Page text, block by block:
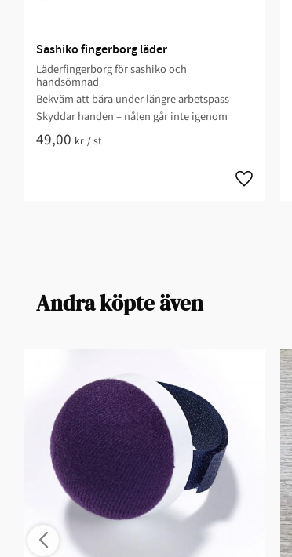
Sashiko fingerborg läder
Läderfingerborg för sashiko och
handsömnad
Bekväm att bära under längre arbetspass
Skyddar handen – nålen går inte igenom
49,00 kr /st
Andra köpte även